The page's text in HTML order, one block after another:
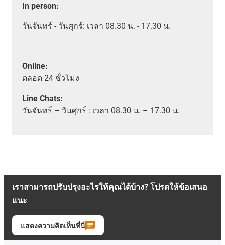
In person:
วันจันทร์ - วันศุกร์: เวลา 08.30 น. - 17.30 น.
Online:
ตลอด 24 ชั่วโมง
Line Chats:
วันจันทร์ – วันศุกร์ : เวลา 08.30 น. – 17.30 น.
เราสามารถปรับปรุงอะไรให้คุณได้บ้าง? โปรดให้ข้อเสนอ
แนะ
แสดงความคิดเห็นที่นี่